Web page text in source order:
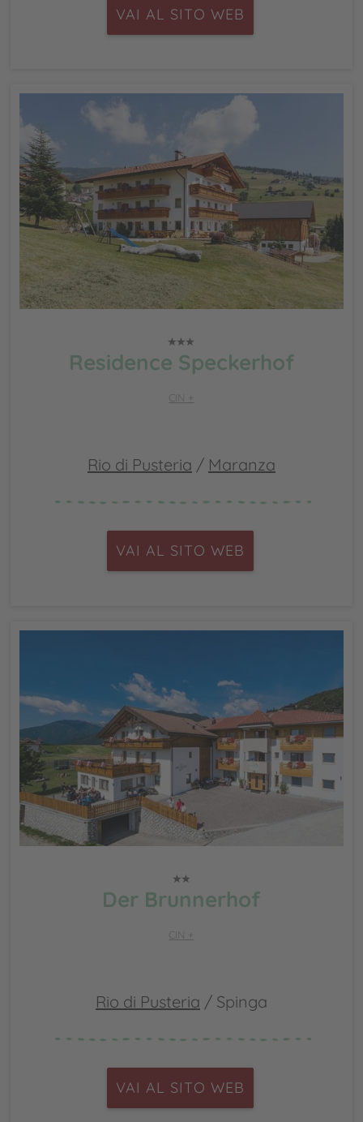
VAI AL SITO WEB
Residence Speckerhof
CIN +
Rio di Pusteria / Maranza
VAI AL SITO WEB
Der Brunnerhof
CIN +
Rio di Pusteria / Spinga
VAI AL SITO WEB